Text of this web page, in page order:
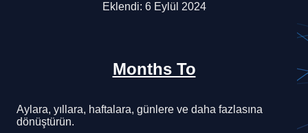
Eklendi: 6 Eylül 2024
Months To
Aylara, yıllara, haftalara, günlere ve daha fazlasına
dönüştürün.